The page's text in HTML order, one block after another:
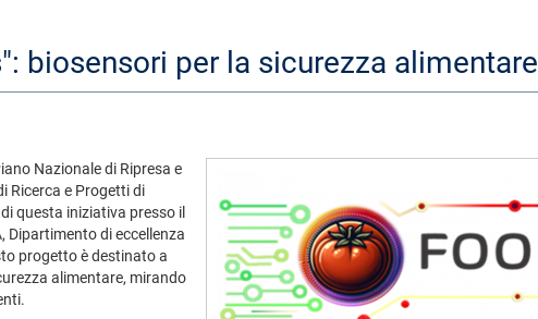
biosensori per la sicurezza alimentare
Nazionale di Ripresa e
Ricerca e Progetti di
questa iniziativa presso il
Dipartimento di eccellenza
progetto è destinato a
alimentare, mirando